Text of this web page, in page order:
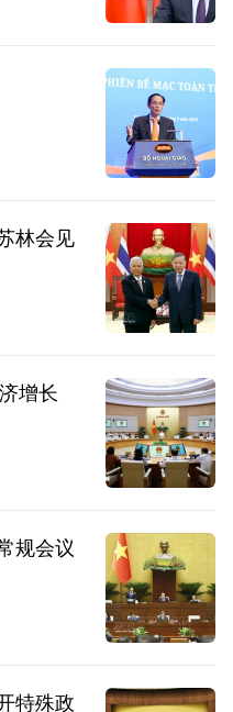
林会见
增长
规会议
特殊政